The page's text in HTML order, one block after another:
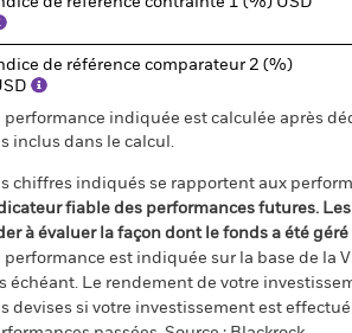
de référence comparateur 2 (%)
performance indiquée est calculée après
inclus dans le calcul.
chiffres indiqués se rapportent aux
fiable des performances futures.
à évaluer la façon dont le fonds a été
performance est indiquée sur la base de la
échéant. Le rendement de votre
devises si votre investissement est